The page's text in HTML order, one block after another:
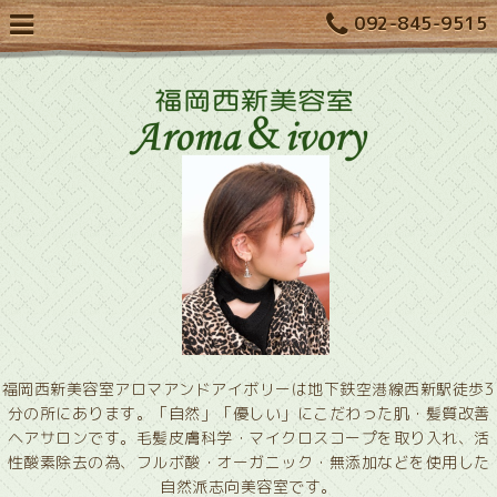
092-845-9515
福岡西新美容室アロマアンドアイボリーは地下鉄空港線西新駅徒歩3
分の所にあります。「自然」「優しい」にこだわった肌・髪質改善
ヘアサロンです。毛髪皮膚科学・マイクロスコープを取り入れ、活
性酸素除去の為、フルボ酸・オーガニック・無添加などを使用した
自然派志向美容室です。